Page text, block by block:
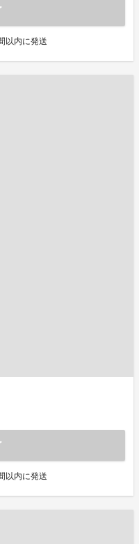
以内に発送
以内に発送